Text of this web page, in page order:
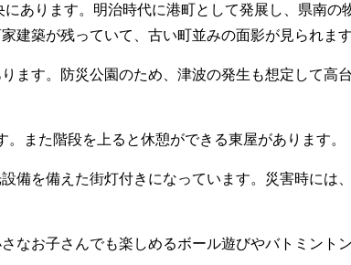
あります。明治時代に港町として発展し、県南の
建築が残っていて、古い町並みの面影が見られます
ます。防災公園のため、津波の発生も想定して高
。また階段を上ると休憩ができる東屋があります。
備を備えた街灯付きになっています。災害時には
なお子さんでも楽しめるボール遊びやバトミント